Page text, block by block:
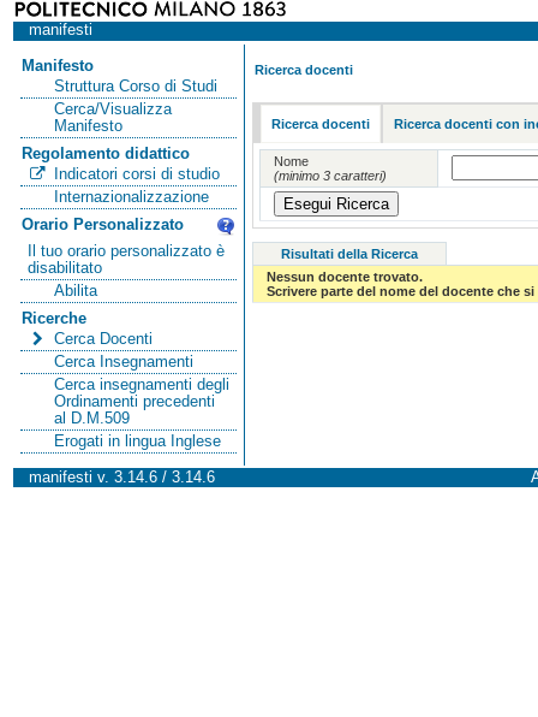
manifesti
Manifesto
Struttura Corso di Studi
Cerca/Visualizza
Manifesto
Regolamento didattico
Indicatori corsi di studio
Internazionalizzazione
Orario Personalizzato
Il tuo orario personalizzato è
disabilitato
Abilita
Ricerche
Cerca Docenti
Cerca Insegnamenti
Cerca insegnamenti degli
Ordinamenti precedenti
al D.M.509
Erogati in lingua Inglese
Ricerca docenti
Ricerca docenti Ricerca docenti con
Nome
(minimo 3 caratteri)
Risultati della Ricerca
Nessun docente trovato.
Scrivere parte del nome del docente che
manifesti v. 3.14.6 / 3.14.6